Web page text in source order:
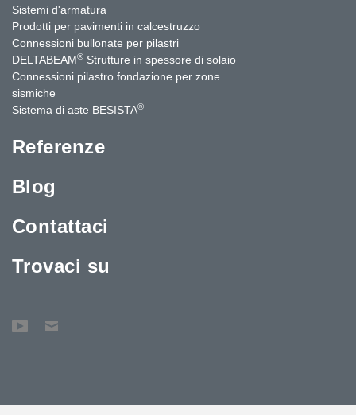
Sistemi d'armatura
Prodotti per pavimenti in calcestruzzo
Connessioni bullonate per pilastri
DELTABEAM® Strutture in spessore di solaio
Connessioni pilastro fondazione per zone
sismiche
Sistema di aste BESISTA®
Referenze
Blog
Contattaci
Trovaci su